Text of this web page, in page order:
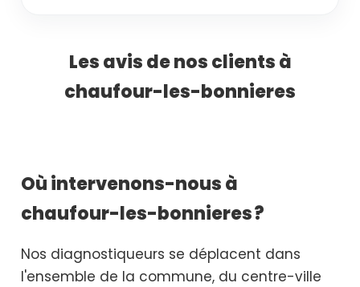
Les avis de nos clients à
chaufour-les-bonnieres
Où intervenons-nous à
chaufour-les-bonnieres ?
Nos diagnostiqueurs se déplacent dans
l'ensemble de la commune, du centre-ville